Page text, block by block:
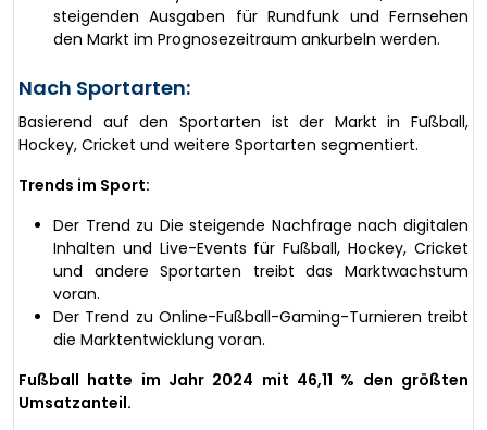
steigenden Ausgaben für Rundfunk und Fernsehen
den Markt im Prognosezeitraum ankurbeln werden.
Nach Sportarten:
Basierend auf den Sportarten ist der Markt in Fußball,
Hockey, Cricket und weitere Sportarten segmentiert.
Trends im Sport:
Der Trend zu Die steigende Nachfrage nach digitalen
Inhalten und Live-Events für Fußball, Hockey, Cricket
und andere Sportarten treibt das Marktwachstum
voran.
Der Trend zu Online-Fußball-Gaming-Turnieren treibt
die Marktentwicklung voran.
Fußball hatte im Jahr 2024 mit 46,11 % den größten
Umsatzanteil.